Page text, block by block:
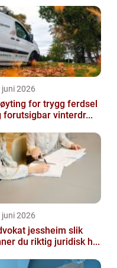
juni 2026
for trygg ferdsel
forutsigbar vinterdr...
juni 2026
jessheim slik
du riktig juridisk h...